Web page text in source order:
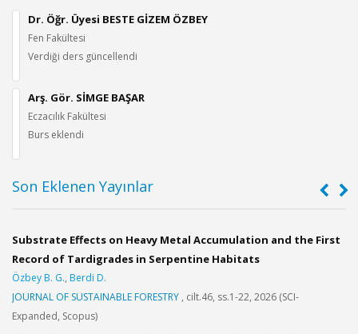
Dr. Öğr. Üyesi BESTE GİZEM ÖZBEY
Fen Fakültesi
Verdiği ders güncellendi
Arş. Gör. SİMGE BAŞAR
Eczacılık Fakültesi
Burs eklendi
Son Eklenen Yayınlar
Substrate Effects on Heavy Metal Accumulation and the First
Record of Tardigrades in Serpentine Habitats
Özbey B. G., Berdi D.
JOURNAL OF SUSTAINABLE FORESTRY , cilt.46, ss.1-22, 2026 (SCI-
Expanded, Scopus)